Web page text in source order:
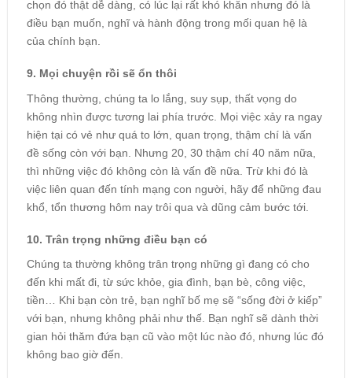
chọn đó thật dễ dàng, có lúc lại rất khó khăn nhưng đó là
điều bạn muốn, nghĩ và hành động trong mối quan hệ là
của chính bạn.
9. Mọi chuyện rồi sẽ ổn thôi
Thông thường, chúng ta lo lắng, suy sụp, thất vọng do
không nhìn được tương lai phía trước. Mọi việc xảy ra ngay
hiện tại có vẻ như quá to lớn, quan trọng, thậm chí là vấn
đề sống còn với bạn. Nhưng 20, 30 thậm chí 40 năm nữa,
thì những việc đó không còn là vấn đề nữa. Trừ khi đó là
việc liên quan đến tính mạng con người, hãy để những đau
khổ, tổn thương hôm nay trôi qua và dũng cảm bước tới.
10. Trân trọng những điều bạn có
Chúng ta thường không trân trọng những gì đang có cho
đến khi mất đi, từ sức khỏe, gia đình, bạn bè, công việc,
tiền… Khi bạn còn trẻ, bạn nghĩ bố mẹ sẽ “sống đời ở kiếp”
với bạn, nhưng không phải như thế. Bạn nghĩ sẽ dành thời
gian hỏi thăm đứa bạn cũ vào một lúc nào đó, nhưng lúc đó
không bao giờ đến.